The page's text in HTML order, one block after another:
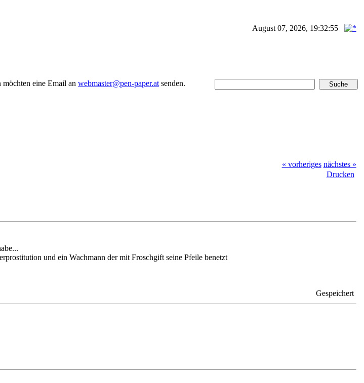
August 07, 2026, 19:32:55
eine Email an webmaster@pen-paper.at senden.
« vorheriges nächstes »
Drucken
und ein Wachmann der mit Froschgift seine Pfeile benetzt
Gespeichert